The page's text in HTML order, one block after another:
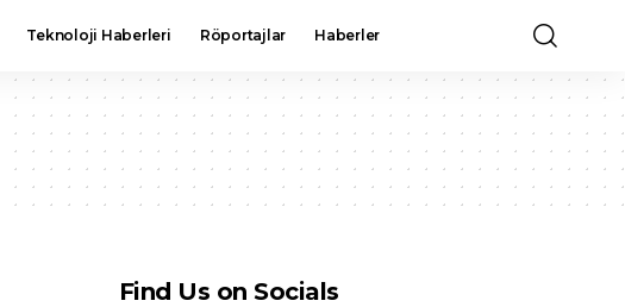
Teknoloji Haberleri Röportajlar Haberler
Find Us on Socials